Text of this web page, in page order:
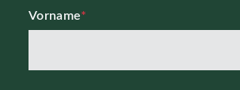
Vorname*